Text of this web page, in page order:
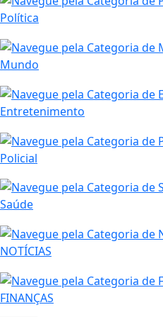
Política
Mundo
Entretenimento
Policial
Saúde
NOTÍCIAS
FINANÇAS